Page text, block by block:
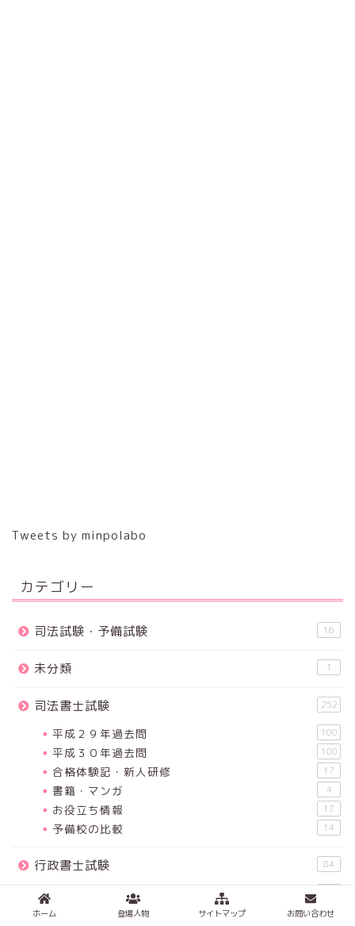
Tweets by minpolabo
カテゴリー
司法試験・予備試験 16
未分類 1
司法書士試験 252
平成２９年過去問 100
平成３０年過去問 100
合格体験記・新人研修 17
書籍・マンガ 4
お役立ち情報 17
予備校の比較 14
行政書士試験 84
平成２９年過去問
書籍・マンガ 4
ホーム 登場人物 サイトマップ お問い合わせ